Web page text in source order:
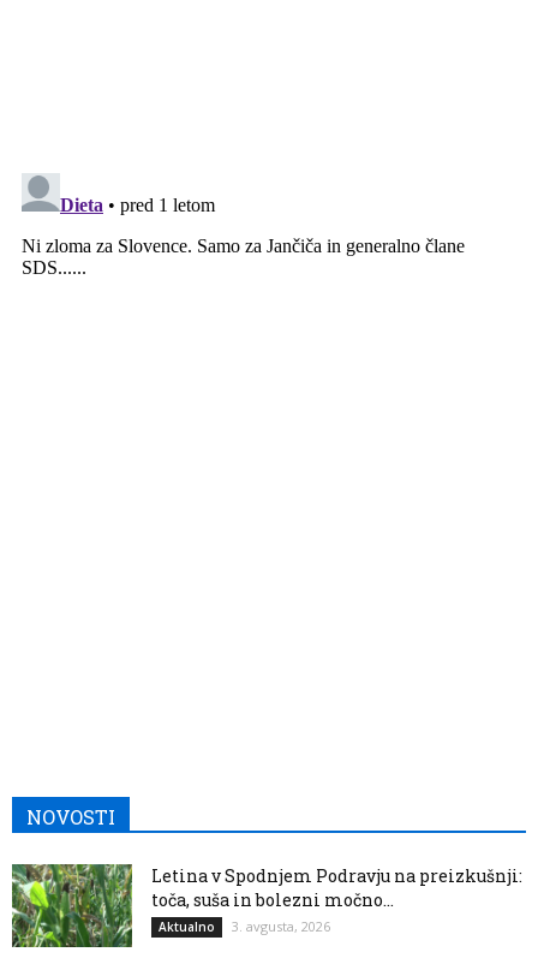
NOVOSTI
Letina v Spodnjem Podravju na preizkušnji:
toča, suša in bolezni močno...
Aktualno 3. avgusta, 2026